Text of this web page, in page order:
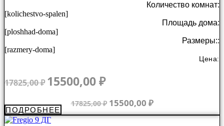
Количество комнат:
[kolichestvo-spalen]
Площадь дома:
[ploshhad-doma]
Размеры::
[razmery-doma]
Цена:
17825,00₽ Первоначальная
цена
составляла
17825,00 ₽.
15500,00₽Текущая
15500,00 ₽.
17825,00₽ Первоначальная
цена
составляла
15500,00 ₽Текущая
цена:
15500,00 ₽.
ПОДРОБНЕЕ